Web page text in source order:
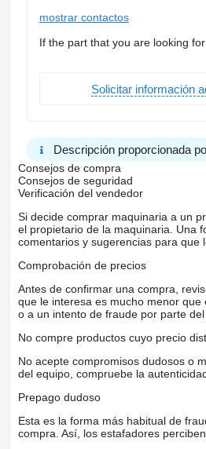
mostrar contactos
If the part that you are looking
Solicitar información
Descripción proporcionada
Consejos de compra
Consejos de seguridad
Verificación del vendedor
Si decide comprar maquinaria a un
el propietario de la maquinaria. Una
comentarios y sugerencias para que
Comprobación de precios
Antes de confirmar una compra,
que le interesa es mucho menor
o a un intento de fraude por parte
No compre productos cuyo precio
No acepte compromisos dudosos o
del equipo, compruebe la
Prepago dudoso
Esta es la forma más habitual de
compra. Así, los estafadores